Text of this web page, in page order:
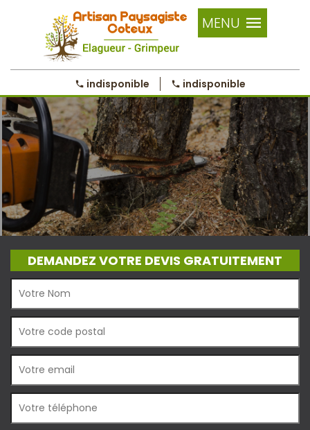
MENU
indisponible indisponible
DEMANDEZ VOTRE DEVIS GRATUITEMENT